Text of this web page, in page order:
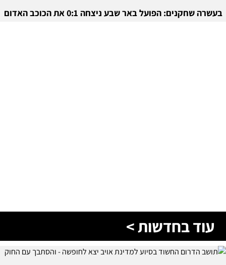
בעשרה שחקנים: הפועל באר שבע ניצחה 0:1 את הכוכב האדום
עוד בחדשות >